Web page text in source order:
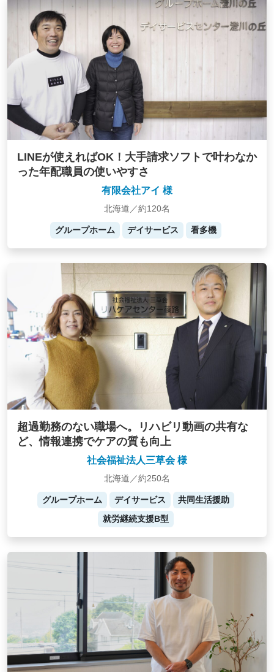
LINEが使えればOK！大手請求ソフトで叶わなか
った年配職員の使いやすさ
有限会社アイ 様
北海道／約120名
グループホーム デイサービス 看多機
超過勤務のない職場へ。リハビリ動画の共有な
ど、情報連携でケアの質も向上
社会福祉法人三草会 様
北海道／約250名
グループホーム デイサービス
共同生活援助
就労継続支援B型